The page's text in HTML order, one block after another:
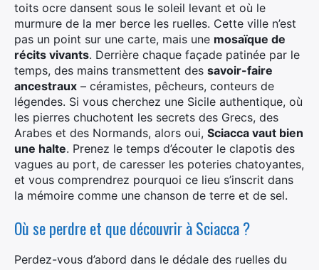
toits ocre dansent sous le soleil levant et où le
murmure de la mer berce les ruelles. Cette ville n’est
pas un point sur une carte, mais une mosaïque de
récits vivants. Derrière chaque façade patinée par le
temps, des mains transmettent des savoir-faire
ancestraux – céramistes, pêcheurs, conteurs de
légendes. Si vous cherchez une Sicile authentique, où
les pierres chuchotent les secrets des Grecs, des
Arabes et des Normands, alors oui, Sciacca vaut bien
une halte. Prenez le temps d’écouter le clapotis des
vagues au port, de caresser les poteries chatoyantes,
et vous comprendrez pourquoi ce lieu s’inscrit dans
la mémoire comme une chanson de terre et de sel.
Où se perdre et que découvrir à Sciacca ?
Perdez-vous d’abord dans le dédale des ruelles du